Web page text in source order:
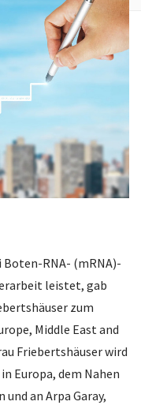
RNA- (mRNA)-
leistet, gab
zum
Middle East and
Friebertshäuser wird
Europa, dem Nahen
an Arpa Garay,